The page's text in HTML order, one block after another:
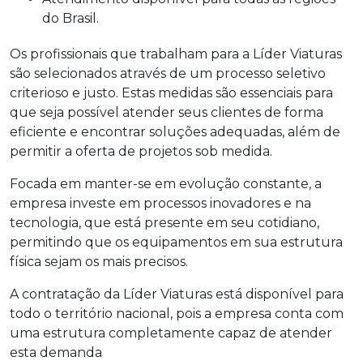
do Brasil.
Os profissionais que trabalham para a Líder Viaturas
são selecionados através de um processo seletivo
criterioso e justo. Estas medidas são essenciais para
que seja possível atender seus clientes de forma
eficiente e encontrar soluções adequadas, além de
permitir a oferta de projetos sob medida.
Focada em manter-se em evolução constante, a
empresa investe em processos inovadores e na
tecnologia, que está presente em seu cotidiano,
permitindo que os equipamentos em sua estrutura
física sejam os mais precisos.
A contratação da Líder Viaturas está disponível para
todo o território nacional, pois a empresa conta com
uma estrutura completamente capaz de atender
esta demanda